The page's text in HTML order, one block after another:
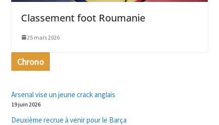
Classement foot Roumanie
25 mars 2026
Chrono
Arsenal vise un jeune crack anglais
19 juin 2026
Deuxième recrue à venir pour le Barça